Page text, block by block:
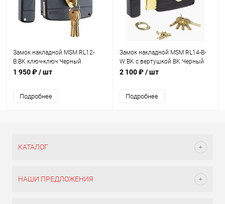
Замок накладной MSM RL12-
B:BK ключ-ключ Черный
1 950 ₽/ шт
Подробнее
Замок накладной MSM RL14-B-
W:BK c вертушкой BK Черный
2 100 ₽/ шт
Подробнее
КАТАЛОГ
НАШИ ПРЕДЛОЖЕНИЯ